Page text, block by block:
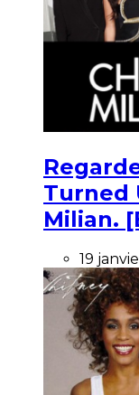
Turned
Milian.
19